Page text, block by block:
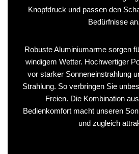
Knopfdruck und passen den
Bedürfnisse an.
Robuste Aluminiumarme sorgen
windigem Wetter. Hochwertiger
vor starker Sonneneinstrahlung
Strahlung. So verbringen Sie
Freien. Die Kombination
Bedienkomfort macht unseren
und zugleich